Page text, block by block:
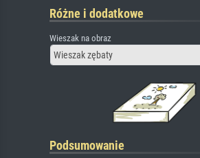
Różne i dodatkowe
Wieszak na obraz
Wieszak zębaty
Podsumowanie